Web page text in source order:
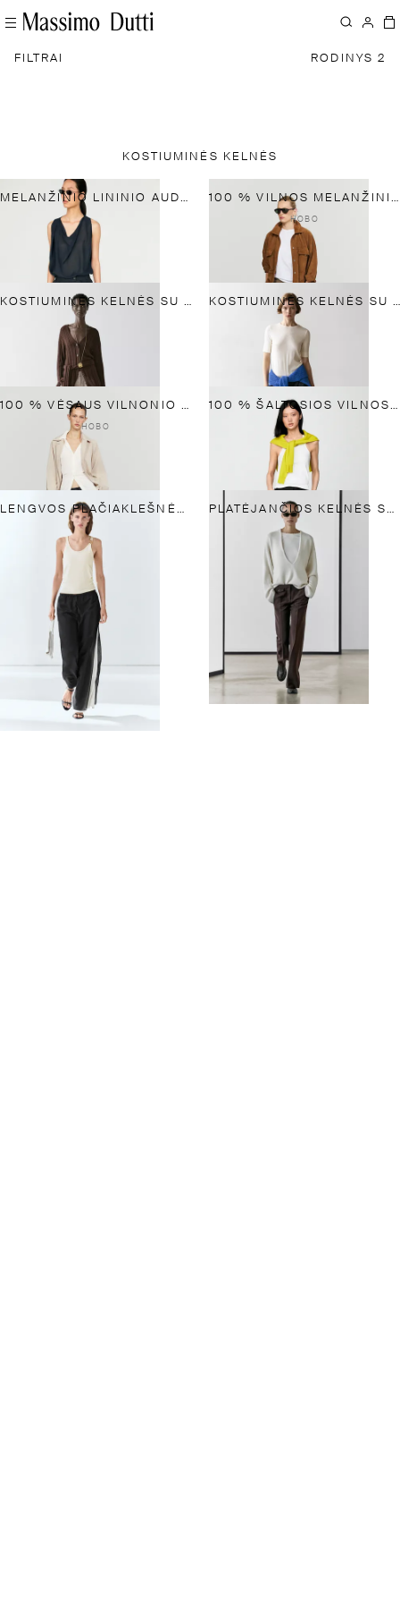
FILTRAI RODINYS 2
KOSTIUMINĖS KELNĖS
MELANŽINIO LININIO AUDINIO KOSTIUMINĖS KELNĖS 100 % VILNOS MELANŽINIO AUDINIO KOSTIUMINĖS KELNĖS
НОВО
KOSTIUMINĖS KELNĖS SU SAGTIMI KOSTIUMINĖS KELNĖS SU PLONAIS ŠVIESIAIS DRYŽELIAIS IŠ MAIŠYTOS ŠALTOS VILNOS
100 % VĖSAUS VILNONIO AUDINIO KELNĖS SU KLOSTĖMIS
НОВО
100 % ŠALTOSIOS VILNOS TIESAUS KIRPIMO KELNĖS
LENGVOS PLAČIAKLEŠNĖS KELNĖS PLATĖJANČIOS KELNĖS SU KIŠENE